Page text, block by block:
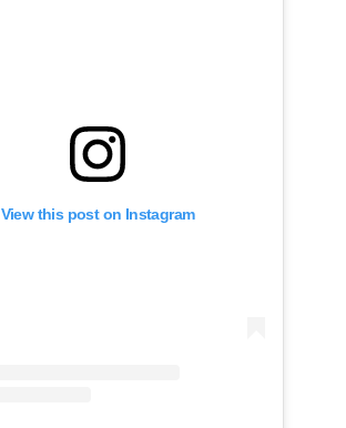
View this post on Instagram